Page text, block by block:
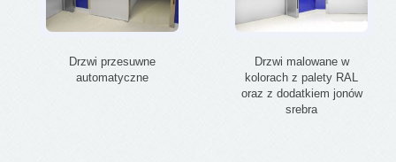
Drzwi przesuwne
automatyczne
Drzwi malowane w
kolorach z palety RAL
oraz z dodatkiem jonów
srebra